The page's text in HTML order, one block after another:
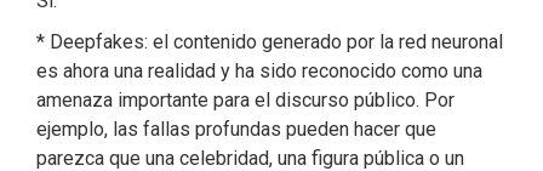
* Deepfakes: el contenido generado por la red neuronal
es ahora una realidad y ha sido reconocido como una
amenaza importante para el discurso público. Por
ejemplo, las fallas profundas pueden hacer que
parezca que una celebridad, una figura pública o un